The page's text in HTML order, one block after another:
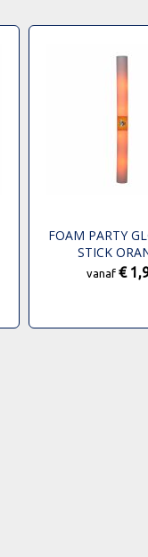
FOAM PARTY
STICK
vanaf€